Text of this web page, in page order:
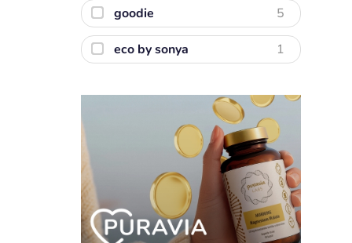
goodie 5
eco by sonya 1